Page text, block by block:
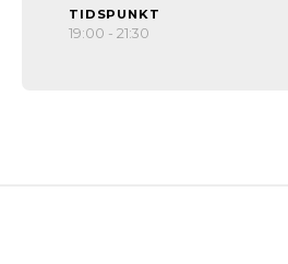
TIDSPUNKT
19:00 - 21:30